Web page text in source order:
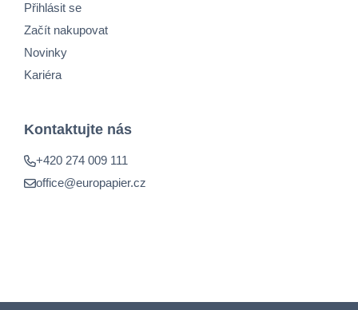
Přihlásit se
Začít nakupovat
Novinky
Kariéra
Kontaktujte nás
+420 274 009 111
office@europapier.cz